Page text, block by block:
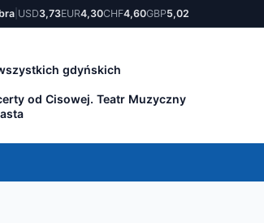
USD3,73EUR4,30CHF4,60GBP5,02
gdyńskich
od Cisowej. Teatr Muzyczny